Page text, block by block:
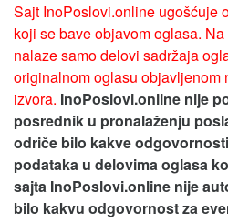
Sajt InoPoslovi.online ugošćuje
koji se bave objavom oglasa.
nalaze samo delovi sadržaja
originalnom oglasu objavljenom
izvora. InoPoslovi.online nije
posrednik u pronalaženju
odriče bilo kakve
podataka u delovima oglasa
sajta InoPoslovi.online nije
bilo kakvu odgovornost za